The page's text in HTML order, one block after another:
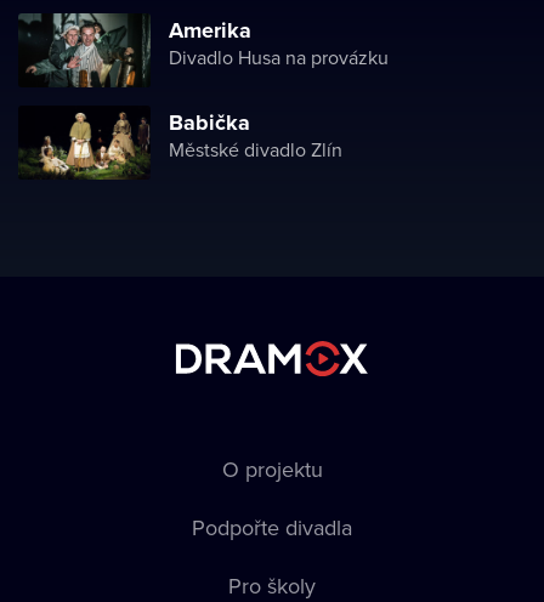
Amerika
Divadlo Husa na provázku
Babička
Městské divadlo Zlín
O projektu
Podpořte divadla
Pro školy